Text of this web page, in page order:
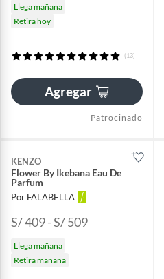
Llega mañana
Retira hoy
(13)
Agregar
Patrocinado
KENZO
Flower By Ikebana Eau De
Parfum
Por FALABELLA
S/ 409 - S/ 509
Llega mañana
Retira mañana